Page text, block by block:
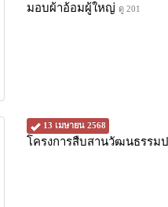
มอบผ้าอ้อมผู้ใหญ่ ดู 201
13 เมษายน 2568
โครงการสืบสานวัฒนธรรม